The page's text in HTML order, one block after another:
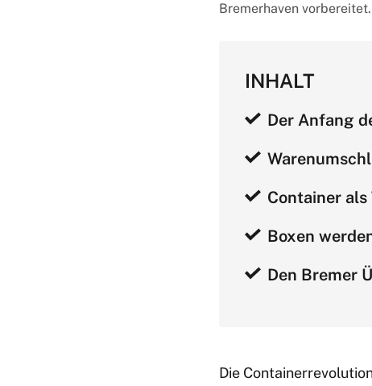
Bremerhaven
INHALT
Der Anfang
Container
Boxen
Den Bremer
Die